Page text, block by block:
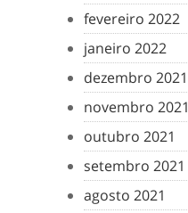
fevereiro 2022
janeiro 2022
dezembro 2021
novembro 2021
outubro 2021
setembro 2021
agosto 2021